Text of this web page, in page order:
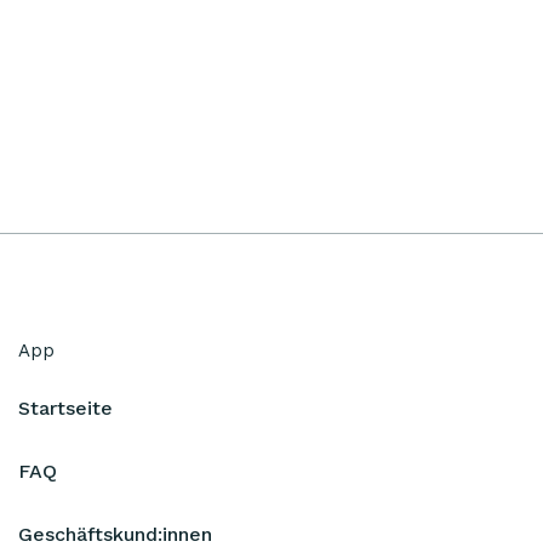
App
Startseite
FAQ
Geschäftskund:innen